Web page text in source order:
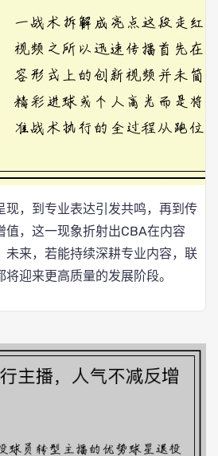
现，到专业表达引发共鸣，再到传
值，这一现象折射出CBA在内容
未来，若能持续深耕专业内容，联
迎来更高质量的发展阶段。